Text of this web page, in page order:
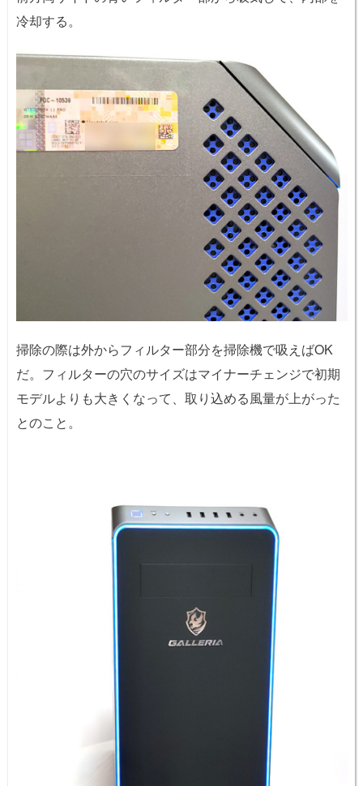
冷却する。
掃除の際は外からフィルター部分を掃除機で吸えばOK
だ。フィルターの穴のサイズはマイナーチェンジで初期
モデルよりも大きくなって、取り込める風量が上がった
とのこと。